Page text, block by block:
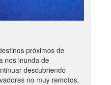
próximos de
nos inunda de
descubriendo
no muy remotos.